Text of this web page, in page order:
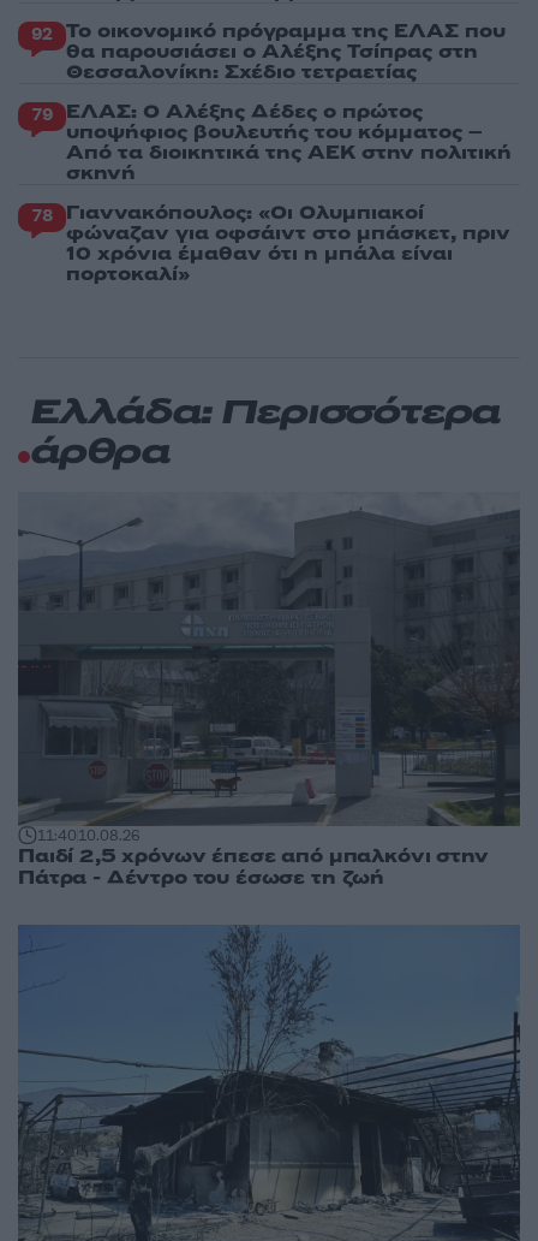
92 Το οικονομικό πρόγραμμα της ΕΛΑΣ που
θα παρουσιάσει ο Αλέξης Τσίπρας στη
Θεσσαλονίκη: Σχέδιο τετραετίας
79 ΕΛΑΣ: Ο Αλέξης Δέδες ο πρώτος
υποψήφιος βουλευτής του κόμματος –
Από τα διοικητικά της ΑΕΚ στην πολιτική
σκηνή
78 Γιαννακόπουλος: «Οι Ολυμπιακοί
φώναζαν για οφσάιντ στο μπάσκετ, πριν
10 χρόνια έμαθαν ότι η μπάλα είναι
πορτοκαλί»
Ελλάδα: Περισσότερα
άρθρα
11:4010.08.26
Παιδί 2,5 χρόνων έπεσε από μπαλκόνι στην
Πάτρα - Δέντρο του έσωσε τη ζωή